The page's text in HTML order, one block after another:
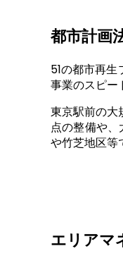
都市計画
51の都市再
事業のスピー
東京駅前の大
点の整備や
や竹芝地区等
エリアマ